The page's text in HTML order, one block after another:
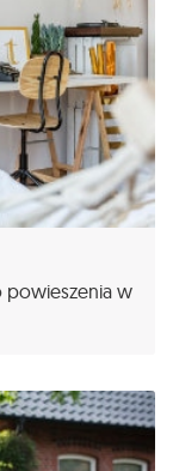
powieszenia w